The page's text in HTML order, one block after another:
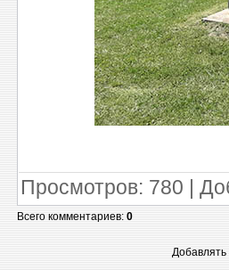
Просмотров: 780 |
Всего комментариев:0
Добавлять